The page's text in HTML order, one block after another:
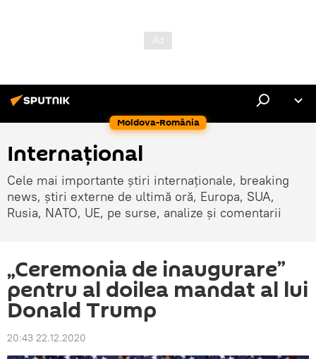
Moldova-România
Internaţional
Cele mai importante știri internaționale, breaking
news, știri externe de ultimă oră, Europa, SUA,
Rusia, NATO, UE, pe surse, analize și comentarii
„Ceremonia de inaugurare”
pentru al doilea mandat al lui
Donald Trump
20:43 22.12.2020